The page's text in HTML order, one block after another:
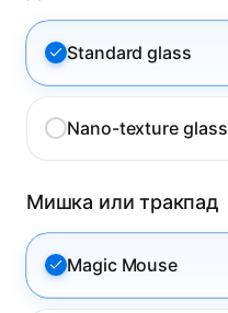
Standard glass
Nano-texture glass
Мишка или тракпад
Magic Mouse